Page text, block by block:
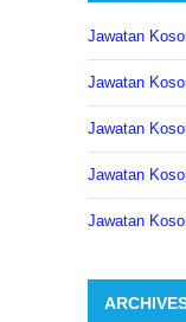
Jawatan
Jawatan
Jawatan
Jawatan
Jawatan